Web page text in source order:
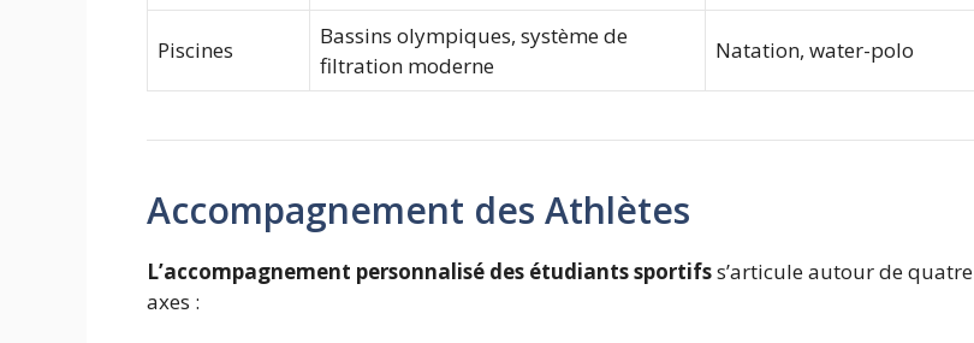
Piscines
Bassins olympiques, système de
filtration moderne
Natation, water-polo
Accompagnement des Athlètes
L’accompagnement personnalisé des étudiants sportifss’articule autour de quatre
axes :